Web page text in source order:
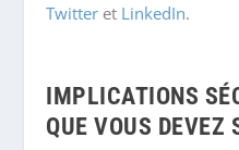
Twitter et LinkedIn.
IMPLICATIONS
QUE VOUS DEVEZ